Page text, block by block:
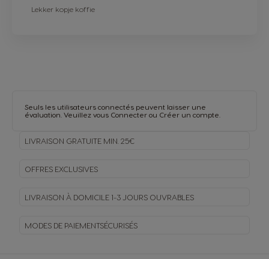
Lekker kopje koffie
Seuls les utilisateurs connectés peuvent laisser une
évaluation. Veuillez vous Connecter ou Créer un compte
LIVRAISON GRATUITE MIN. 25€
OFFRES EXCLUSIVES
LIVRAISON À DOMICILE 1-3 JOURS OUVRABLES
MODES DE PAIEMENTSÉCURISÉS